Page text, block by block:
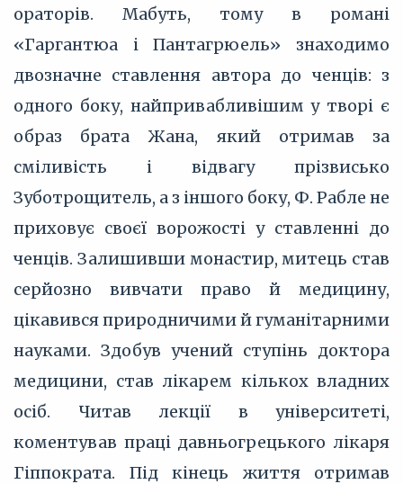
ораторів. Мабуть, тому в романі
«Гаргантюа і Пантагрюель» знаходимо
двозначне ставлення автора до ченців: з
одного боку, найпривабливішим у творі є
образ брата Жана, який отримав за
сміливість і відвагу прізвисько
Зуботрощитель, а з іншого боку, Ф. Рабле не
приховує своєї ворожості у ставленні до
ченців. Залишивши монастир, митець став
серйозно вивчати право й медицину,
цікавився природничими й гуманітарними
науками. Здобув учений ступінь доктора
медицини, став лікарем кількох владних
осіб. Читав лекції в університеті,
коментував праці давньогрецького лікаря
Гіппократа. Під кінець життя отримав